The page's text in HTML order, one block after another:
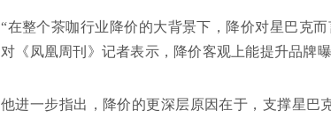
“在整个茶咖行业降价的大背景下，降价对星巴克
对《凤凰周刊》记者表示，降价客观上能提升品牌
他进一步指出，降价的更深层原因在于，支撑星巴